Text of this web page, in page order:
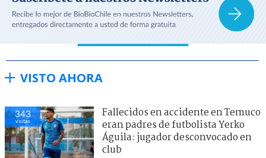
VISTO AHORA
343
visitas
Fallecidos en accidente en Temuco
eran padres de futbolista Yerko
Águila: jugador desconvocado en
club